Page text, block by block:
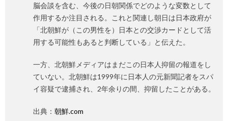
脳会談を含む、今後の日朝関係でどのような変数として
作用するか注目される。これと関連し朝日は日本政府が
「北朝鮮が（この男性を）日本との交渉カードとして活
用する可能性もあると判断している」と伝えた。
一方、北朝鮮メディアはまだこの日本人抑留の報道をし
ていない。北朝鮮は1999年に日本人の元新聞記者をスパ
イ容疑で逮捕され、2年余りの間、抑留したことがある。
出典： 朝鮮.com